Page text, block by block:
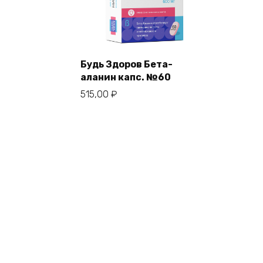
Будь Здоров Бета-
аланин капс. №60
515,00 ₽